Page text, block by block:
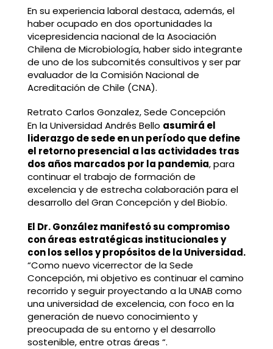
En su experiencia laboral destaca, además, el
haber ocupado en dos oportunidades la
vicepresidencia nacional de la Asociación
Chilena de Microbiología, haber sido integrante
de uno de los subcomités consultivos y ser par
evaluador de la Comisión Nacional de
Acreditación de Chile (CNA).
Retrato Carlos Gonzalez, Sede Concepción
En la Universidad Andrés Bello asumirá el
liderazgo de sede en un período que define
el retorno presencial a las actividades tras
dos años marcados por la pandemia, para
continuar el trabajo de formación de
excelencia y de estrecha colaboración para el
desarrollo del Gran Concepción y del Biobío.
El Dr. González manifestó su compromiso
con áreas estratégicas institucionales y
con los sellos y propósitos de la Universidad.
“Como nuevo vicerrector de la Sede
Concepción, mi objetivo es continuar el camino
recorrido y seguir proyectando a la UNAB como
una universidad de excelencia, con foco en la
generación de nuevo conocimiento y
preocupada de su entorno y el desarrollo
sostenible, entre otras áreas “.